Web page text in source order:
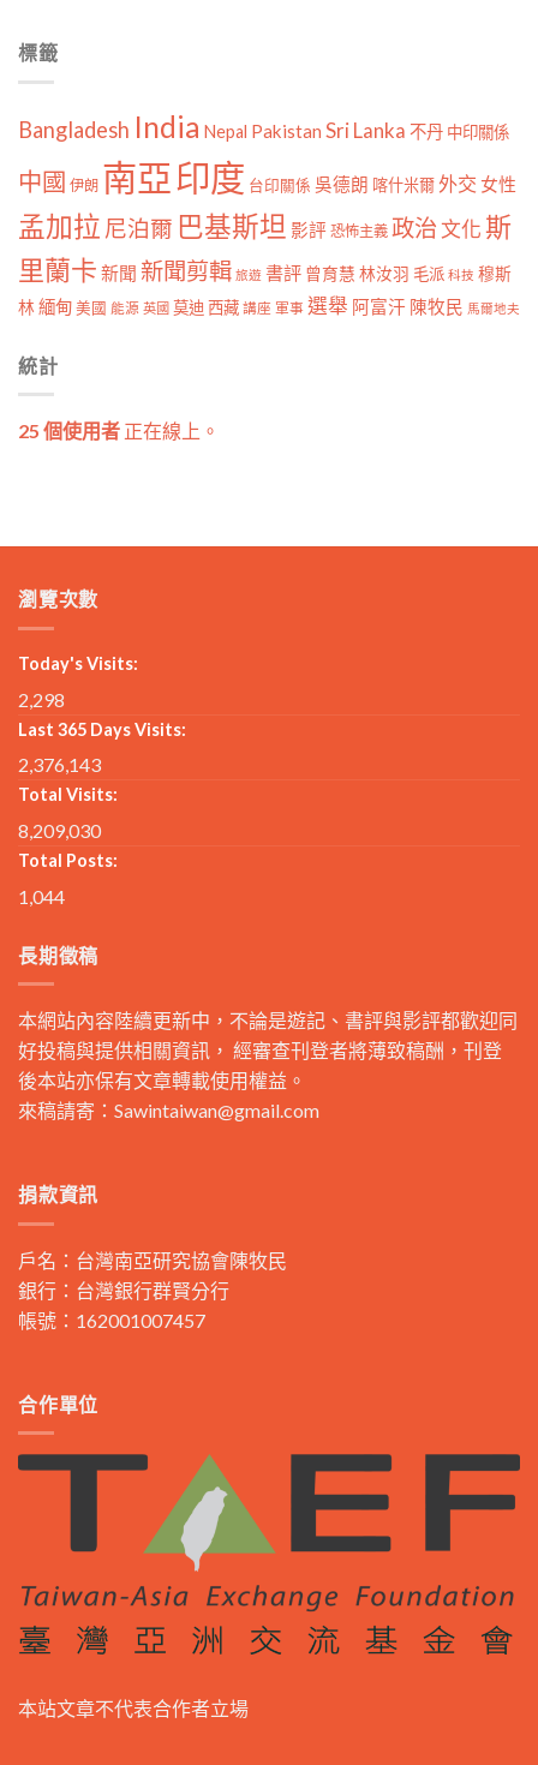
標籤
Bangladesh India Nepal Pakistan Sri Lanka 不丹 中印關係
中國 伊朗 南亞印度 台印關係 吳德朗 喀什米爾外交 女性
孟加拉 尼泊爾 巴基斯坦 影評 恐怖主義 政治文化斯
里蘭卡 新聞 新聞剪輯 旅遊 書評 曾育慧 林汝羽 毛派 科技 穆斯
林 緬甸 美國 能源 英國 莫迪 西藏 講座 軍事 選舉 阿富汗 陳牧民 馬爾地夫
統計
25 個使用者 正在線上。
瀏覽次數
Today's Visits:
2,298
Last 365 Days Visits:
2,376,143
Total Visits:
8,209,030
Total Posts:
1,044
長期徵稿
本網站內容陸續更新中，不論是遊記、書評與影評都歡迎同
好投稿與提供相關資訊， 經審查刊登者將薄致稿酬，刊登
後本站亦保有文章轉載使用權益。
來稿請寄： Sawintaiwan@gmail.com
捐款資訊
戶名：台灣南亞研究協會陳牧民
銀行：台灣銀行群賢分行
帳號：162001007457
合作單位
本站文章不代表合作者立場